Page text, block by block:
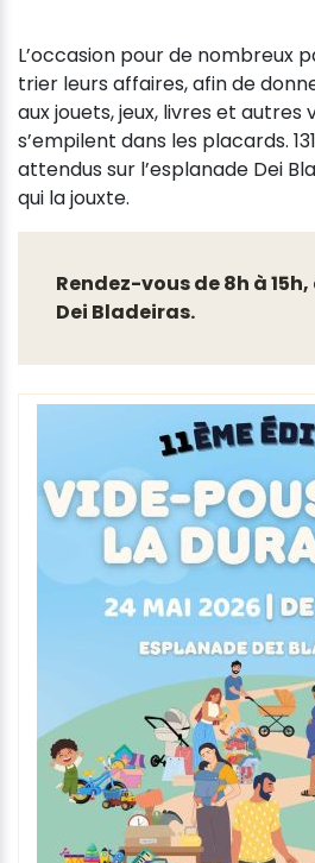
L’occasion pour de nombreux
trier leurs affaires, afin de
aux jouets, jeux, livres et autres
s’empilent dans les placards.
attendus sur l’esplanade Dei
qui la jouxte.
Rendez-vous de 8h à
Dei Bladeiras.